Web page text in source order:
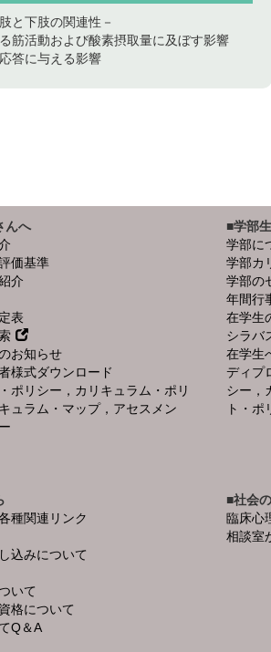
と下肢の関連性－
筋活動および酸素摂取量に及ぼす影響
答に与える影響
んへ
価基準
介
表
お知らせ
様式ダウンロード
ポリシー，カリキュラム・ポリ
ュラム・マップ，アセスメン
■学部
学部に
学部カ
学部の
年間行
在学生
シラバ
在学生
ディプ
シー，
ト・ポ
種関連リンク
込みについて
いて
格について
Q＆A
■社会
臨床心
相談室